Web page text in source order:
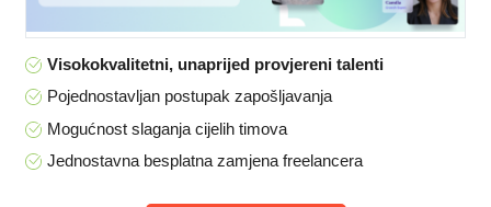
Visokokvalitetni, unaprijed provjereni talenti
Pojednostavljan postupak zapošljavanja
Mogućnost slaganja cijelih timova
Jednostavna besplatna zamjena freelancera